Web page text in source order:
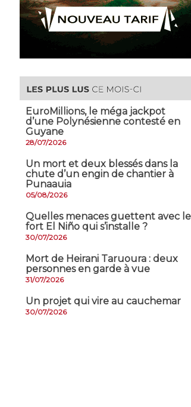
EuroMillions, ​le méga jackpot
d’une Polynésienne contesté en
Guyane
28/07/2026
​Un mort et deux blessés dans la
chute d’un engin de chantier à
Punaauia
05/08/2026
Quelles menaces guettent avec le
fort El Niño qui s’installe ?
30/07/2026
Mort de Heirani Taruoura : deux
personnes en garde à vue
31/07/2026
Un projet qui vire au cauchemar
30/07/2026